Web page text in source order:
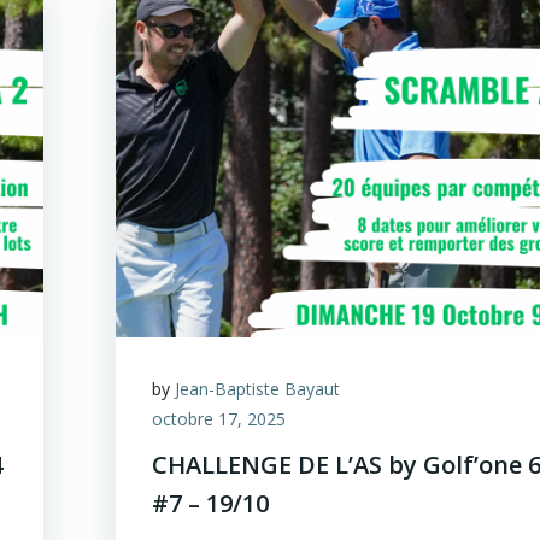
by Jean-Baptiste Bayaut
octobre 17, 2025
CHALLENGE DE L’AS by Golf’one
#7 – 19/10